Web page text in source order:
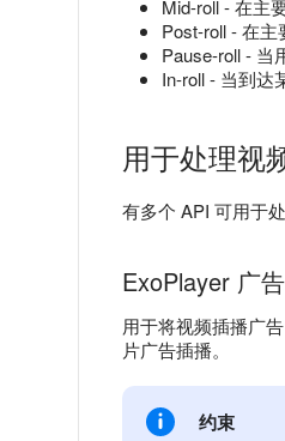
Mid-roll - 在主
Post-roll - 在
Pause-roll - 当
In-roll - 当到达
用于处理视
有多个 API 可用于
ExoPlayer 广
用于将视频插播广
片广告插播。
约束